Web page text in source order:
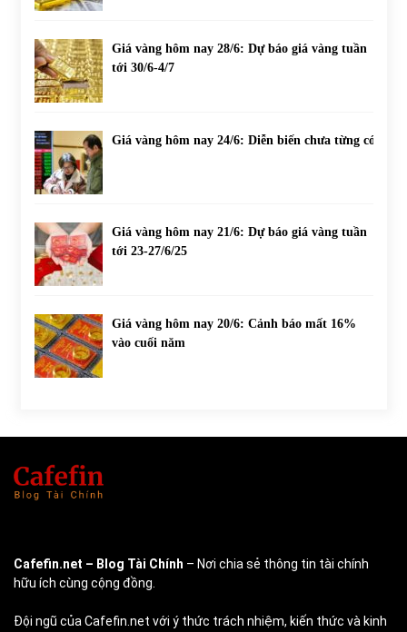
Giá vàng hôm nay 28/6: Dự báo giá vàng tuần
tới 30/6-4/7
Giá vàng hôm nay 24/6: Diễn biến chưa từng có
Giá vàng hôm nay 21/6: Dự báo giá vàng tuần
tới 23-27/6/25
Giá vàng hôm nay 20/6: Cảnh báo mất 16%
vào cuối năm
Cafefin.net – Blog Tài Chính – Nơi chia sẻ thông tin tài chính
hữu ích cùng cộng đồng.
Đội ngũ của Cafefin.net với ý thức trách nhiệm, kiến thức và kinh